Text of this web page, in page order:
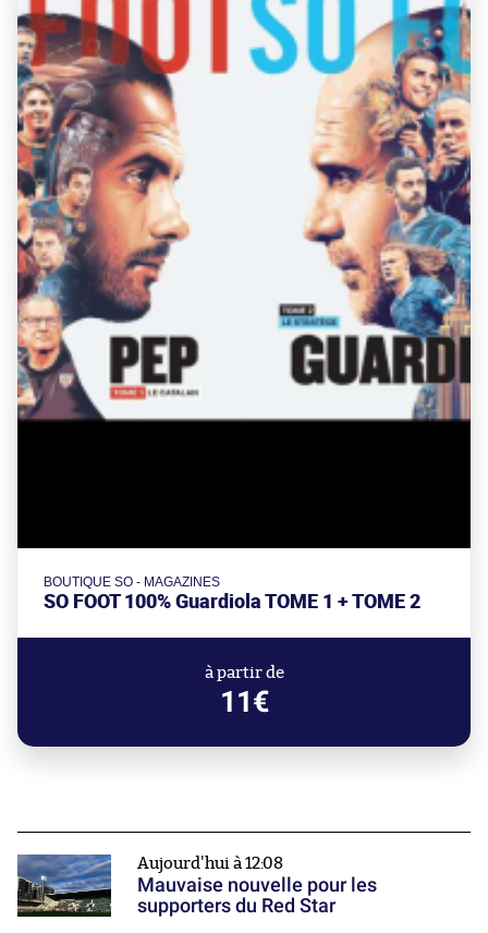
BOUTIQUE SO - MAGAZINES
SO FOOT 100% Guardiola TOME 1 + TOME 2
à partir de
11€
Aujourd'hui à 12:08
Mauvaise nouvelle pour les
supporters du Red Star